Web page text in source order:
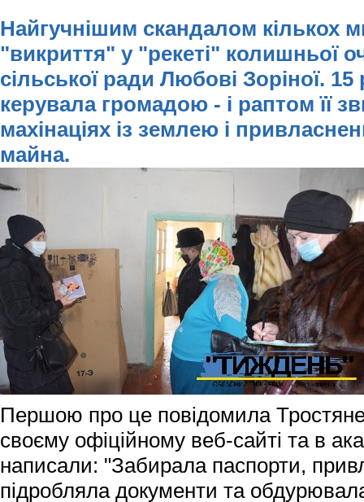
Найгучнішим скандалом кількох
"викриття" у "рекеті" колишньої
сільської ради Любові Зоріної.
керувала громадою - і раптом її
махінаціях із землею і
майна.
Першою про це повідомила
своєму офіційному веб-сайті та в
написали: "Забирала паспорти,
підробляла документи та